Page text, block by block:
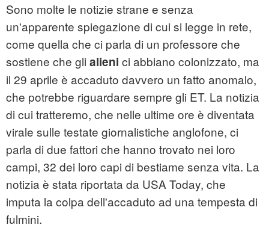
Sono molte le notizie strane e senza
un'apparente spiegazione di cui si legge in rete,
come quella che ci parla di un professore che
sostiene che gli alieni ci abbiano colonizzato, ma
il 29 aprile è accaduto davvero un fatto anomalo,
che potrebbe riguardare sempre gli ET. La notizia
di cui tratteremo, che nelle ultime ore è diventata
virale sulle testate giornalistiche anglofone, ci
parla di due fattori che hanno trovato nei loro
campi, 32 dei loro capi di bestiame senza vita. La
notizia è stata riportata da USA Today, che
imputa la colpa dell'accaduto ad una tempesta di
fulmini.